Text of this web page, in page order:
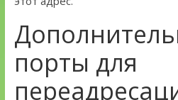
порты для